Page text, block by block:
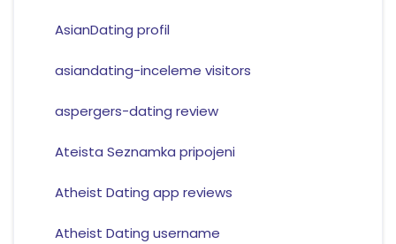
AsianDating profil
asiandating-inceleme visitors
aspergers-dating review
Ateista Seznamka pripojeni
Atheist Dating app reviews
Atheist Dating username